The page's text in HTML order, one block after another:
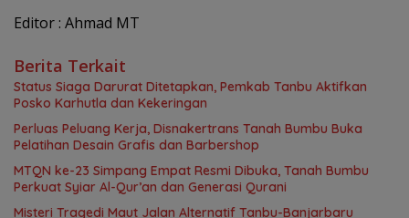
Editor : Ahmad MT
Berita Terkait
Status Siaga Darurat Ditetapkan, Pemkab Tanbu Aktifkan
Posko Karhutla dan Kekeringan
Perluas Peluang Kerja, Disnakertrans Tanah Bumbu Buka
Pelatihan Desain Grafis dan Barbershop
MTQN ke-23 Simpang Empat Resmi Dibuka, Tanah Bumbu
Perkuat Syiar Al-Qur’an dan Generasi Qurani
Misteri Tragedi Maut Jalan Alternatif Tanbu-Banjarbaru